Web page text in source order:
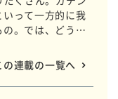
って一方的に我
。では、どうす
をご紹介しま
の連載の一覧へ